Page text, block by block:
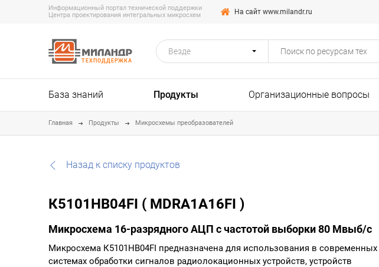
Информационный портал технической поддержки
Центра проектирования интегральных микросхем
На сайт www.milandr.ru
ТЕХПОДДЕРЖКА
Везде
База знаний Продукты Организационные вопросы
Главная Продукты Микросхемы преобразователей
Назад к списку продуктов
К5101НВ04FI ( MDRA1A16FI )
Микросхема 16-разрядного АЦП с частотой выборки 80 Мвыб/с
Микросхема К5101НВ04FI предназначена для использования в современных
системах обработки сигналов радиолокационных устройств, устройств